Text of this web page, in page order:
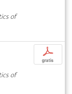
of
of
p
gratis